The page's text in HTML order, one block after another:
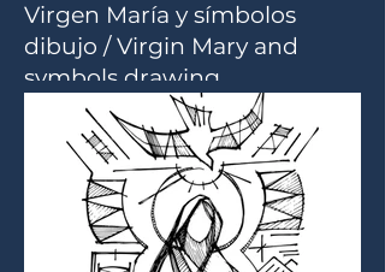
Virgen María y símbolos
dibujo / Virgin Mary and
symbols drawing